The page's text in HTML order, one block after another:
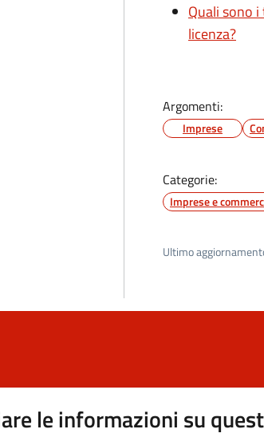
Quali sono
licenza?
Argomenti:
Imprese
Categorie:
Imprese e
Ultimo
le informazioni su